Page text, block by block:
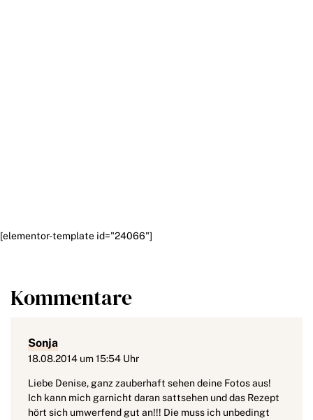
[elementor-template id="24066"]
Kommentare
Sonja
18.08.2014 um 15:54 Uhr
Liebe Denise, ganz zauberhaft sehen deine Fotos aus!
Ich kann mich garnicht daran sattsehen und das Rezept
hört sich umwerfend gut an!!! Die muss ich unbedingt